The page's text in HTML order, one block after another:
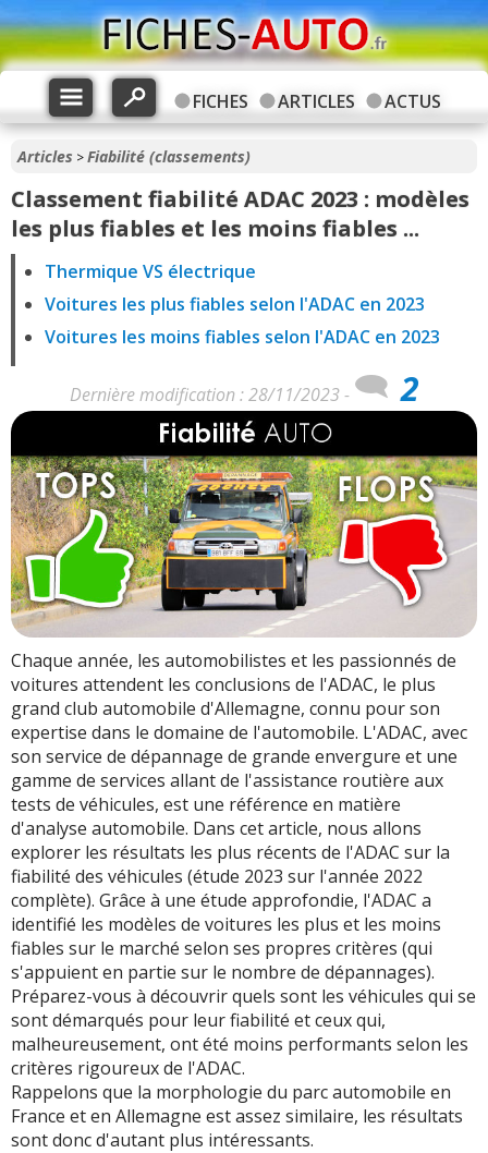
FICHES ARTICLES ACTUS
Articles >Fiabilité (classements)
Classement fiabilité ADAC 2023 : modèles
les plus fiables et les moins fiables ...
Thermique VS électrique
Voitures les plus fiables selon l'ADAC en 2023
Voitures les moins fiables selon l'ADAC en 2023
Dernière modification : 28/11/2023 - 2
Chaque année, les automobilistes et les passionnés de
voitures attendent les conclusions de l'ADAC, le plus
grand club automobile d'Allemagne, connu pour son
expertise dans le domaine de l'automobile. L'ADAC, avec
son service de dépannage de grande envergure et une
gamme de services allant de l'assistance routière aux
tests de véhicules, est une référence en matière
d'analyse automobile. Dans cet article, nous allons
explorer les résultats les plus récents de l'ADAC sur la
fiabilité des véhicules (étude 2023 sur l'année 2022
complète). Grâce à une étude approfondie, l'ADAC a
identifié les modèles de voitures les plus et les moins
fiables sur le marché selon ses propres critères (qui
s'appuient en partie sur le nombre de dépannages).
Préparez-vous à découvrir quels sont les véhicules qui se
sont démarqués pour leur fiabilité et ceux qui,
malheureusement, ont été moins performants selon les
critères rigoureux de l'ADAC.
Rappelons que la morphologie du parc automobile en
France et en Allemagne est assez similaire, les résultats
sont donc d'autant plus intéressants.